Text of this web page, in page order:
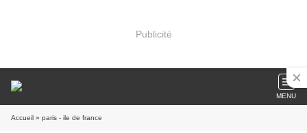
Publicité
MENU
Accueil » paris - ile de france